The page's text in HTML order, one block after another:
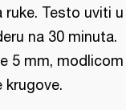
Testo uviti u
na 30 minuta.
5 mm, modlicom
krugove.